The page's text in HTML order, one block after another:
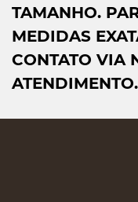
TAMANHO.
MEDIDAS
CONTATO VIA
ATENDIMENTO.